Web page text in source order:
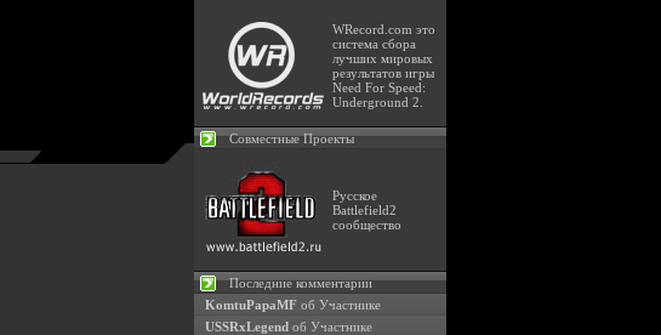
WRecord.com это
система сбора
лучших мировых
результатов игры
Need For Speed:
Underground 2.
Совместные Проекты
Русское
Battlefield2
сообщество
Последние комментарии
KomtuPapaMF об Участнике
USSRxLegend об Участнике